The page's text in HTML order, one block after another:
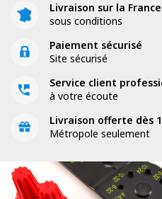
Livraison sur la
sous conditions
Paiement sécurisé
Site sécurisé
Service client
à votre écoute
Livraison offerte dès
Métropole seulement